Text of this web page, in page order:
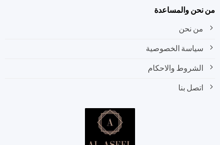
من نحن والمساعدة
من نحن
سياسة الخصوصية
الشروط والاحكام
اتصل بنا